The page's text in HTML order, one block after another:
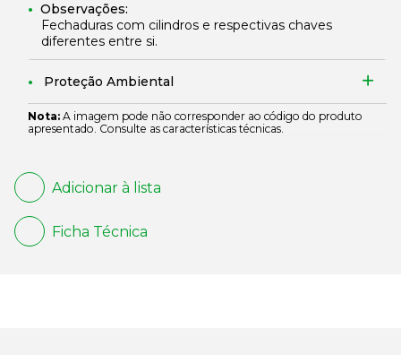
Observações:
Fechaduras com cilindros e respectivas chaves
diferentes entre si.
Proteção Ambiental
Nota: A imagem pode não corresponder ao código do produto
apresentado. Consulte as características técnicas.
Adicionar à lista
Ficha Técnica